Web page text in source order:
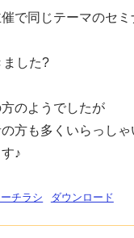
で同じテーマのセ
ました?
のようでしたが
方も多くいらっしゃ
♪
チラシ ダウンロード